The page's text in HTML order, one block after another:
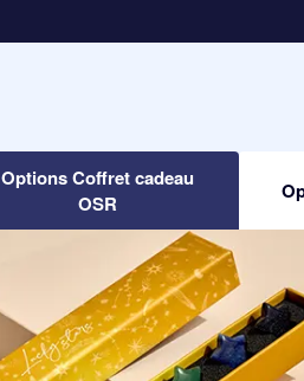
Options Coffret cadeau
OSR